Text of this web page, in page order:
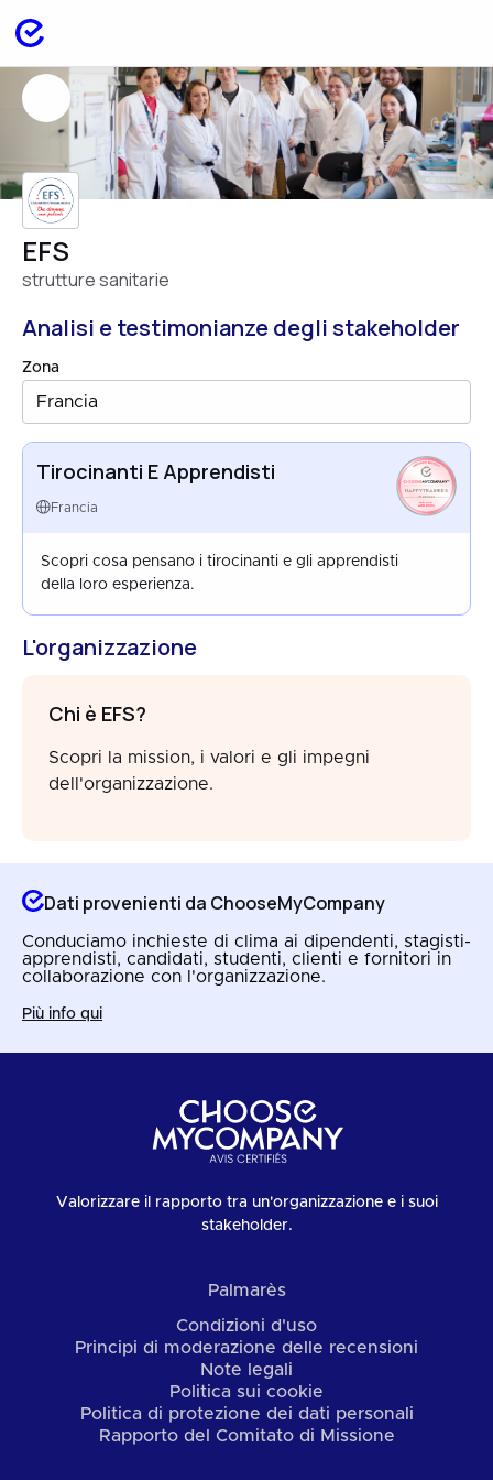
EFS
strutture sanitarie
Analisi e testimonianze degli stakeholder
Zona
Francia
Tirocinanti E Apprendisti
Francia
HAPPYTRAINEES
FRANCE
AUG 2025
Scopri cosa pensano i tirocinanti e gli apprendisti
della loro esperienza.
L'organizzazione
Chi è EFS?
Scopri la mission, i valori e gli impegni
dell'organizzazione.
Dati provenienti da ChooseMyCompany
Conduciamo inchieste di clima ai dipendenti, stagisti-
apprendisti, candidati, studenti, clienti e fornitori in
collaborazione con l'organizzazione.
Più info qui
Valorizzare il rapporto tra un'organizzazione e i suoi
stakeholder.
Palmarès
Condizioni d'uso
Principi di moderazione delle recensioni
Note legali
Politica sui cookie
Politica di protezione dei dati personali
Rapporto del Comitato di Missione